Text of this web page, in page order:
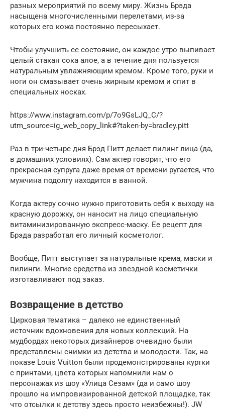
разных мероприятий по всему миру. Жизнь Брэда
насыщена многочисленными перелетами, из-за
которых его кожа постоянно пересыхает.
Чтобы улучшить ее состояние, он каждое утро выпивает
целый стакан сока алое, а в течение дня пользуется
натуральным увлажняющим кремом. Кроме того, руки и
ноги он смазывает очень жирным кремом и спит в
специальных носках.
https://www.instagram.com/p/7o9GsLJQ_C/?
utm_source=ig_web_copy_link#?taken-by=bradley.pitt
Раз в три-четыре дня Брэд Питт делает пилинг лица (да,
в домашних условиях). Сам актер говорит, что его
прекрасная супруга даже время от времени ругается, что
мужчина подолгу находится в ванной.
Когда актеру сочно нужно приготовить себя к выходу на
красную дорожку, он наносит на лицо специальную
витаминизированную экспресс-маску. Ее рецепт для
Брэда разработал его личный косметолог.
Вообще, Питт выступает за натуральные крема, маски и
пилинги. Многие средства из звездной косметички
изготавливают под заказ.
Возвращение в детство
Цирковая тематика – далеко не единственный
источник вдохновения для новых коллекций. На
мудбордах некоторых дизайнеров очевидно были
представлены снимки из детства и молодости. Так, на
показе Louis Vuitton были продемонстрированы куртки
с принтами, цвета которых напомнили нам о
персонажах из шоу «Улица Сезам» (да и само шоу
прошло на импровизированной детской площадке, так
что отсылки к детству здесь просто неизбежны!). JW